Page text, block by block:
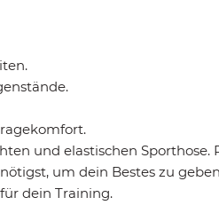
und elastischen Sporthose.
um dein Bestes zu
dein Training.